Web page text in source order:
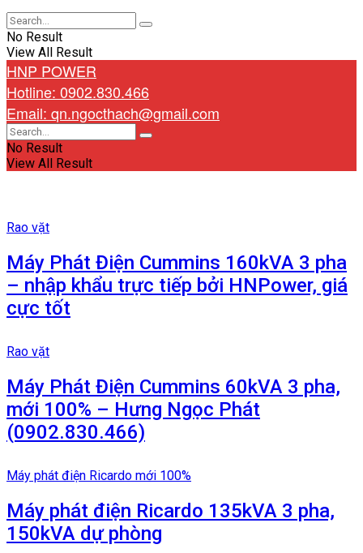
No Result
View All Result
HNP POWER
Hotline: 0902.830.466
Email: qn.ngocthach@gmail.com
No Result
View All Result
Rao vặt
Máy Phát Điện Cummins 160kVA 3 pha
– nhập khẩu trực tiếp bởi HNPower, giá
cực tốt
Rao vặt
Máy Phát Điện Cummins 60kVA 3 pha,
mới 100% – Hưng Ngọc Phát
(0902.830.466)
Máy phát điện Ricardo mới 100%
Máy phát điện Ricardo 135kVA 3 pha,
150kVA dự phòng